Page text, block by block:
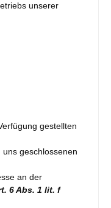
unserer
gestellten
geschlossenen
an der
6 Abs. 1 lit. f